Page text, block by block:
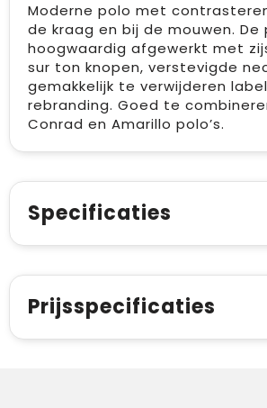
Moderne polo met
de kraag en bij de mouwen. De
hoogwaardig afgewerkt met
sur ton knopen, verstevigde
gemakkelijk te verwijderen
rebranding. Goed te
Conrad en Amarillo polo’s.
Specificaties
Prijsspecificaties